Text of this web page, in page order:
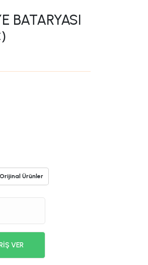
BATARYASI
Orijinal Ürünler
VER